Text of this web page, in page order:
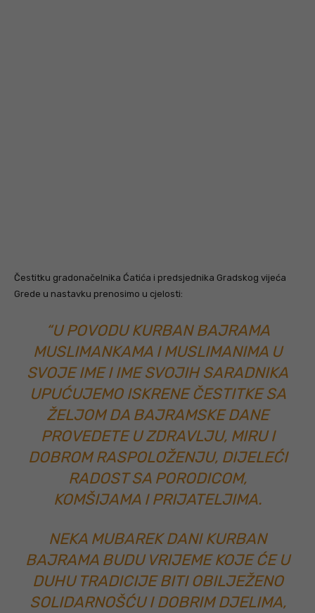
Čestitku gradonačelnika Ćatića i predsjednika Gradskog vijeća
Grede u nastavku prenosimo u cjelosti:
“U POVODU KURBAN BAJRAMA
MUSLIMANKAMA I MUSLIMANIMA U
SVOJE IME I IME SVOJIH SARADNIKA
UPUĆUJEMO ISKRENE ČESTITKE SA
ŽELJOM DA BAJRAMSKE DANE
PROVEDETE U ZDRAVLJU, MIRU I
DOBROM RASPOLOŽENJU, DIJELEĆI
RADOST SA PORODICOM,
KOMŠIJAMA I PRIJATELJIMA.
NEKA MUBAREK DANI KURBAN
BAJRAMA BUDU VRIJEME KOJE ĆE U
DUHU TRADICIJE BITI OBILJEŽENO
SOLIDARNOŠĆU I DOBRIM DJELIMA,